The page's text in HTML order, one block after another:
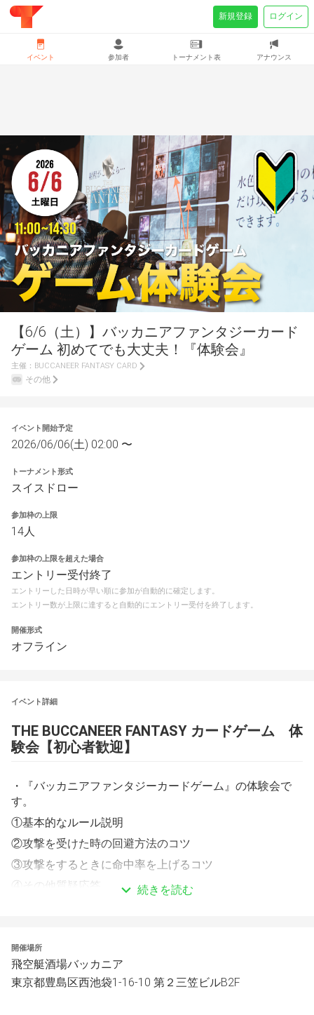
【6/6（土）】バッカニアファンタジーカード
ゲーム 初めてでも大丈夫！『体験会』
主催： BUCCANEER FANTASY CARD
その他
イベント開始予定
2026/06/06(土) 02:00 〜
トーナメント形式
スイスドロー
参加枠の上限
14人
参加枠の上限を超えた場合
エントリー受付終了
エントリーした日時が早い順に参加が自動的に確定します。
エントリー数が上限に達すると自動的にエントリー受付を終了します。
開催形式
オフライン
イベント詳細
THE BUCCANEER FANTASY カードゲーム　体
験会【初心者歓迎】
・『バッカニアファンタジーカードゲーム』の体験会で
す。
①基本的なルール説明
②攻撃を受けた時の回避方法のコツ
③攻撃をするときに命中率を上げるコツ
④その他質疑応答
・デッキはスターターデッキ、または、お持ちのデッキで
対戦ができます。
・スターターデッキは無料貸出できます。
続きを読む
開催場所
飛空艇酒場バッカニア
東京都豊島区西池袋1-16-10 第２三笠ビルB2F
イベント 参加者 トーナメント表 アナウンス
新規登録 ログイン